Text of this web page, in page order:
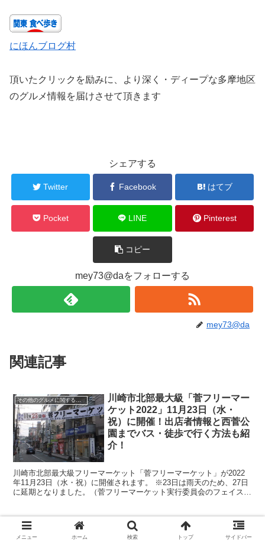
にほんブログ村
頂いたクリックを励みに、より深く・ディープな多摩地区
のグルメ情報を届けさせて頂きます
シェアする
Twitter Facebook はてブ
Pocket LINE Pinterest
コピー
mey73@daをフォローする
mey73@da
関連記事
川崎市北部最大級「菅フリーマー
ケット2022」11月23日（水・
祝）に開催！出店者情報と西菅公
園までバス・徒歩で行く方法も紹
介！
川崎市北部最大級フリーマーケット「菅フリーマーケット」が2022
年11月23日（水・祝）に開催されます。 ※23日は雨天のため、27日
に延期となりました。（菅フリーマーケット実行委員会のフェイスブ
その他のグルメに関すること
ラーメンを食べると鼻水がでてく
るのはなぜ？
メニュー ホーム 検索 トップ サイドバー